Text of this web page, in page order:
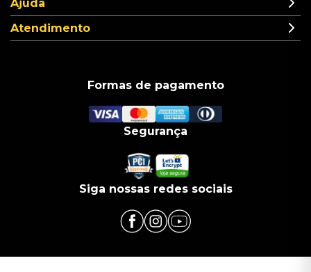
Ajuda
Atendimento
Formas de pagamento
Segurança
Siga nossas redes sociais